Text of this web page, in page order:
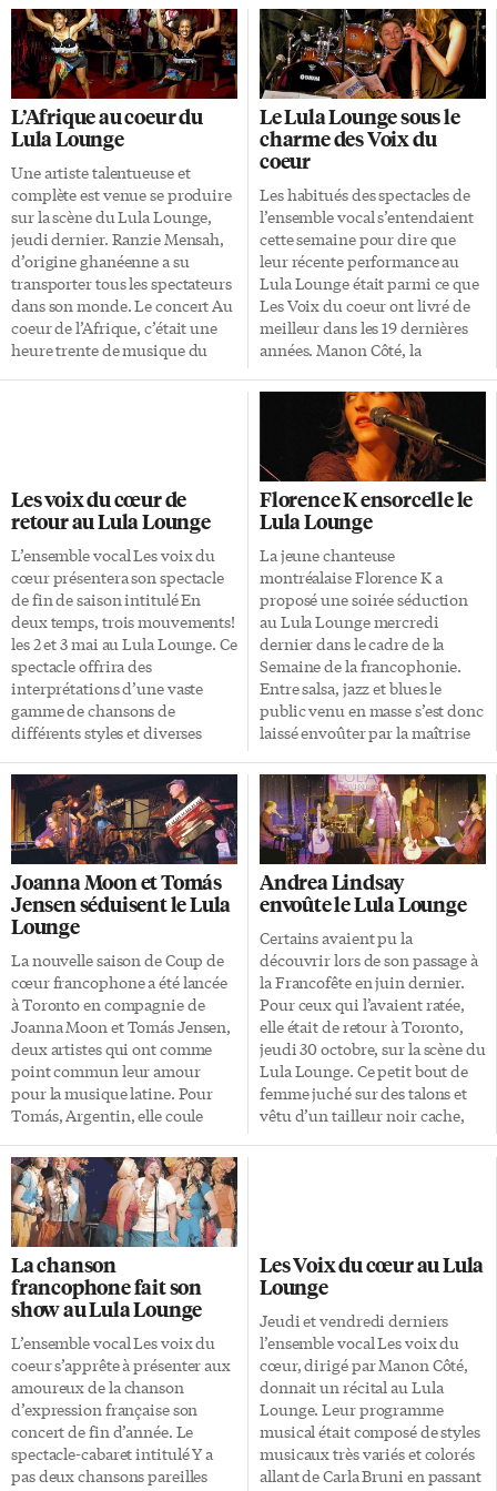
L’Afrique au coeur du
Lula Lounge
Une artiste talentueuse et
complète est venue se produire
sur la scène du Lula Lounge,
jeudi dernier. Ranzie Mensah,
d’origine ghanéenne a su
transporter tous les spectateurs
dans son monde. Le concert Au
coeur de l’Afrique, c’était une
heure trente de musique du
Faso ainsi que la compagnie de
dance Lua Shayenne & Co.
«Pour moi, la musique c’est
respirer, je me retrouve très
bien dans l’expression africaine
où l’art est un moyen d’élever
l’esprit», confie […]
Le Lula Lounge sous le
charme des Voix du
coeur
Les habitués des spectacles de
l’ensemble vocal s’entendaient
cette semaine pour dire que
leur récente performance au
Lula Lounge était parmi ce que
Les Voix du coeur ont livré de
meilleur dans les 19 dernières
années. Manon Côté, la
chanteuse, s’est faite discrète
pour laisser la vedette à un
ensemble qu’elle dirigeait avec
grande maturité dans
l’exécution d’harmonies
ambitieuses (le résultat
manifeste de nombreuses
heures de pratique). Le plaisir
des chanteurs était
contagieux. Il régnait un
soupçon de folie, facilité durant
plusieurs numéros par l’apport
de costumes et de mises en
scène sympas pour mieux se
mettre dans […]
Les voix du cœur de
retour au Lula Lounge
L’ensemble vocal Les voix du
cœur présentera son spectacle
de fin de saison intitulé En
deux temps, trois mouvements!
les 2 et 3 mai au Lula Lounge. Ce
spectacle offrira des
interprétations d’une vaste
gamme de chansons de
différents styles et diverses
scène originales et étonnantes.
Les trois mouvements
proposeront, tour à tour, un
hommage à quelques grands
disparus de la chanson, un
surprenant survol de la
machine humaine et un
palmarès des années 70 des plus
colorés. Les voix du cœur, un
ensemble à quatre voix mixtes,
se consacre depuis dix-huit ans
à l’interprétation […]
Florence K ensorcelle le
Lula Lounge
La jeune chanteuse
montréalaise Florence K a
proposé une soirée séduction
au Lula Lounge mercredi
dernier dans le cadre de la
Semaine de la francophonie.
Entre salsa, jazz et blues le
public venu en masse s’est donc
laissé envoûter par la maîtrise
contrebasse, trompette,
percussions, les arrangements
étaient précis et la chanteuse a
fait le spectacle. Elle a parlé de
l’enregistrement de son album,
qui s’est déroulé sur l’île de
Cuba, avec des musiciens
qu’elle a qualifié
d’exceptionnels avant de
présenter plusieurs chansons
issues de cet album.
Joanna Moon et Tomás
Jensen séduisent le Lula
Lounge
La nouvelle saison de Coup de
cœur francophone a été lancée
à Toronto en compagnie de
Joanna Moon et Tomás Jensen,
deux artistes qui ont comme
point commun leur amour
pour la musique latine. Pour
Tomás, Argentin, elle coule
cela relève plus du coup de
cœur, qui finit sur le
programme Coup de cœur
francophone, ça ne s’invente
pas. Depuis 1995 et la création
du réseau pancanadien
itinérant de Coup de cœur
francophone, ce sont 30 villes
de l’Est à l’Ouest du Canada,
s’étirant sur six fuseaux
horaires qui accueillent près de
140 spectacles sélectionnés […]
Andrea Lindsay
envoûte le Lula Lounge
Certains avaient pu la
découvrir lors de son passage à
la Francofête en juin dernier.
Pour ceux qui l’avaient ratée,
elle était de retour à Toronto,
jeudi 30 octobre, sur la scène du
Lula Lounge. Ce petit bout de
femme juché sur des talons et
vêtu d’un tailleur noir cache,
concert, les propos reviennent
unanimes: «Vraiment un très
bon show». La mécanique est
bien huilée; accompagnée des
mêmes musiciens depuis près
d’un an, […]
La chanson
francophone fait son
show au Lula Lounge
L’ensemble vocal Les voix du
coeur s’apprête à présenter aux
amoureux de la chanson
d’expression française son
concert de fin d’année. Le
spectacle-cabaret intitulé Y a
pas deux chansons pareilles
Les Voix du cœur au Lula
Lounge
Jeudi et vendredi derniers
l’ensemble vocal Les voix du
cœur, dirigé par Manon Côté,
donnait un récital au Lula
Lounge. Leur programme
musical était composé de styles
musicaux très variés et colorés
allant de Carla Bruni en passant